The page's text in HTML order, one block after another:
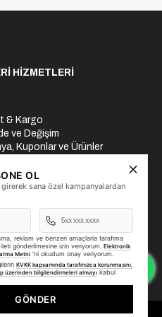
HİZMETLERİ
& Kargo
ve Değişim
Kuponlar ve Ürünler
Gönderi
OL
girerek sana özel kampanyalardan
reklam ve benzeri amaçlarla tarafıma
gönderilmesine izin veriyorum. Elektronik
Metni 'ni okudum onay veriyorum.
KVKK kapsamında tarafınızca korunmasını,
üzerinden bilgilendirmeleri almayı kabul
GÖNDER